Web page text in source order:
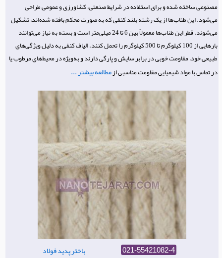
مصنوعی ساخته شده و برای استفاده در شرایط صنعتی، کشاورزی و عمومی طراحی
می‌شود. این طناب‌ها از یک رشته بلند کنفی که به صورت محکم بافته شده‌اند، تشکیل
می‌شوند. قطر این طناب‌ها معمولاً بین 6 تا 24 میلی‌متر است و بسته به نیاز می‌توانند
بارهایی از 100 کیلوگرم تا 500 کیلوگرم را تحمل کنند. الیاف کنفی به دلیل ویژگی‌های
طبیعی خود، مقاومت خوبی در برابر سایش و پارگی دارند و به‌ویژه در محیط‌های مرطوب یا
در تماس با مواد شیمیایی مقاومت مناسبی ازمطالعه بیشتر ...
باختر پدید فولاد 021-55421082-4